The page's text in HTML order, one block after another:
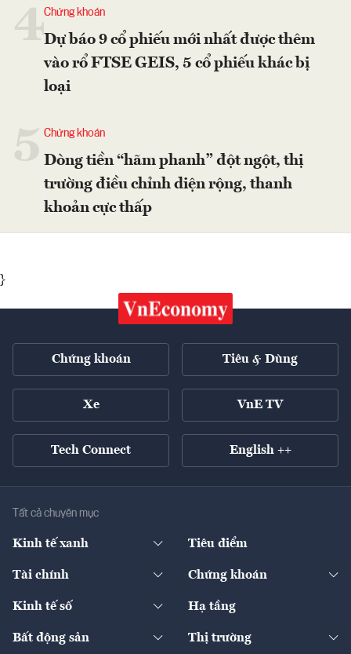
4Chứng khoán
Dự báo 9 cổ phiếu mới nhất được thêm
vào rổ FTSE GEIS, 5 cổ phiếu khác bị
loại
Chứng khoán
Dòng tiền “hãm phanh” đột ngột, thị
trường điều chỉnh diện rộng, thanh
khoản cực thấp
}
Chứng khoán Tiêu & Dùng
Xe VnE TV
Tech Connect English ++
Tất cả chuyên mục
Kinh tế xanh
Diễn đàn
Tiêu điểm
Tài chính
Ngân hàng
Chứng khoán
Doanh nghiệp niêm yết
Kinh tế số
Sản phẩm - Thị trường
Hạ tầng
Bất động sản Thị trường